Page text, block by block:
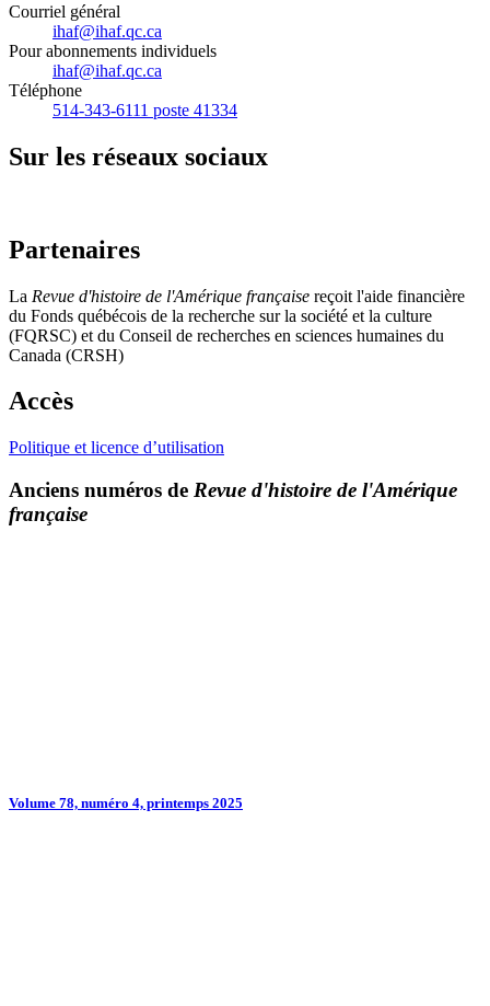
Courriel général
ihaf@ihaf.qc.ca
Pour abonnements individuels
ihaf@ihaf.qc.ca
Téléphone
514-343-6111 poste 41334
Sur les réseaux sociaux
Partenaires
La Revue d'histoire de l'Amérique française reçoit l'aide financière
du Fonds québécois de la recherche sur la société et la culture
(FQRSC) et du Conseil de recherches en sciences humaines du
Canada (CRSH)
Accès
Politique et licence d’utilisation
Anciens numéros de Revue d'histoire de l'Amérique
française
Volume 78, numéro 4, printemps 2025